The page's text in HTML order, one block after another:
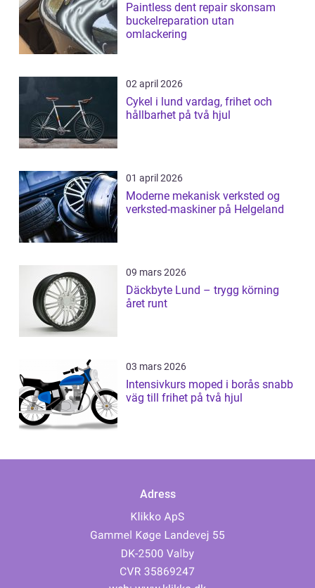
Paintless dent repair skonsam
buckelreparation utan
omlackering
02 april 2026
Cykel i lund vardag, frihet och
hållbarhet på två hjul
01 april 2026
Moderne mekanisk verksted og
verksted-maskiner på Helgeland
09 mars 2026
Däckbyte Lund – trygg körning
året runt
03 mars 2026
Intensivkurs moped i borås snabb
väg till frihet på två hjul
Adress